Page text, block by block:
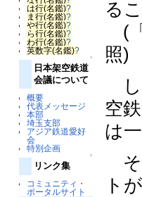
は行(名鑑)?
ま行(名鑑)?
や行(名鑑)?
ら行(名鑑)?
わ行(名鑑)?
英数字(名鑑)?
↑
日本架空鉄道
会議について
概要
代表メッセージ
本部
埼玉支部
アジア鉄道愛好
会
特別企画
↑
リンク集
コミュニティ・
ポータルサイト
る
(
照)
し
空
は
そ
ト